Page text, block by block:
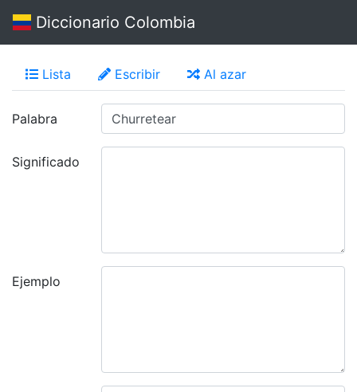
Diccionario Colombia
Lista Escribir Al azar
Palabra
Significado
Ejemplo